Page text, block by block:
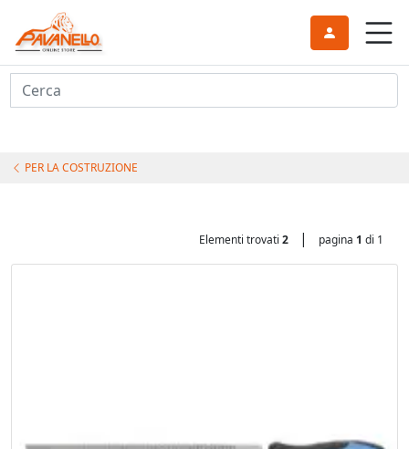
Cerca
PER LA COSTRUZIONE
Elementi trovati 2 | pagina 1 di 1